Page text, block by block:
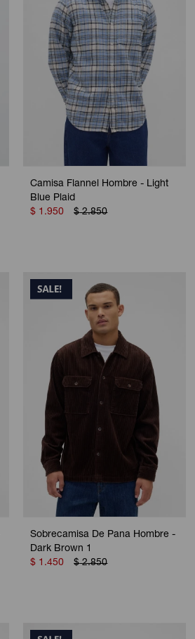
Camisa Flannel Hombre - Light
Blue Plaid
$ 1.950 $ 2.850
Sobrecamisa De Pana Hombre -
Dark Brown 1
$ 1.450 $ 2.850